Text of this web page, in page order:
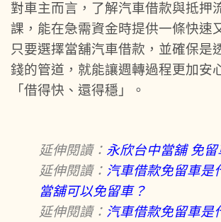
對車主而言，了解汽車借款與抵押
課，能在急需資金時提供一條快速
只要選擇當舖汽車借款，並確保是
錢的管道，就能讓週轉過程更加安
「借得快、還得穩」。
延伸閱讀： 永欣台中當舖 免
延伸閱讀： 汽車借款免留車是
當舖可以免留車？
延伸閱讀： 汽車借款免留車是